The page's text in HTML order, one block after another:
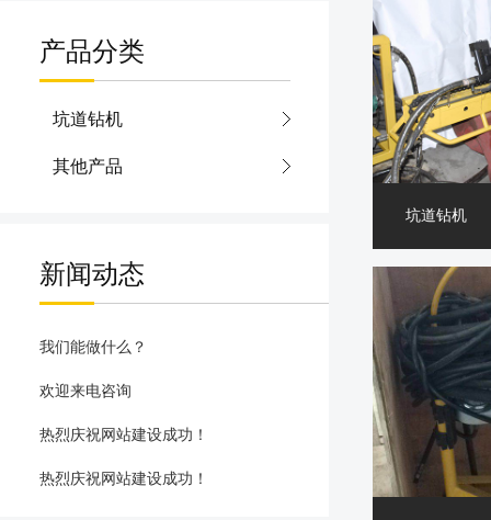
产品分类
坑道钻机
其他产品
新闻动态
我们能做什么？
欢迎来电咨询
热烈庆祝网站建设成功！
热烈庆祝网站建设成功！
坑道钻机